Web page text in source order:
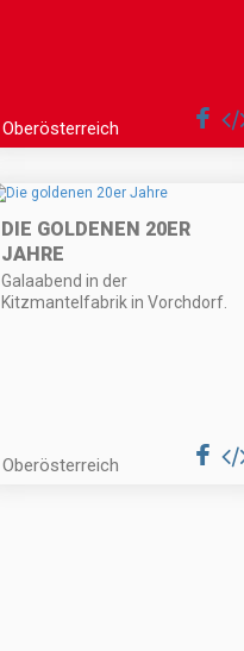
Oberösterreich
DIE GOLDENEN 20ER
JAHRE
Galaabend in der
Kitzmantelfabrik in Vorchdorf.
Oberösterreich